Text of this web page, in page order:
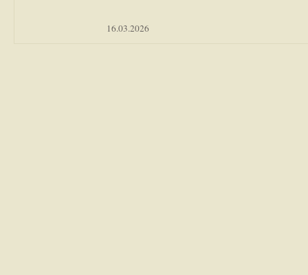
16.03.2026